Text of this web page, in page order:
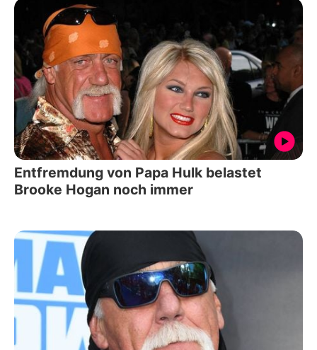
Entfremdung von Papa Hulk belastet
Brooke Hogan noch immer